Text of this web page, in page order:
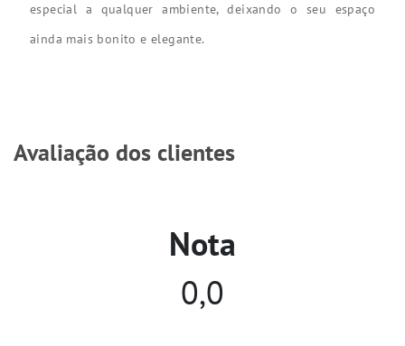
especial a qualquer ambiente, deixando o seu espaço
ainda mais bonito e elegante.
Avaliação dos clientes
Nota
0,0